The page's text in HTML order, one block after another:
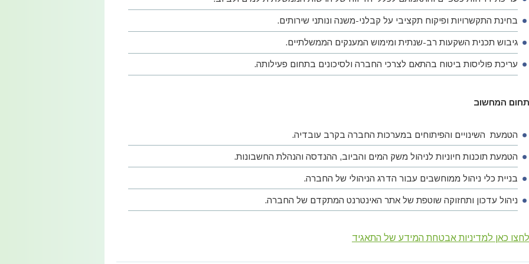
בחינת התקשרויות ופיקוח תקציבי על קבלני-משנה ונותני שירותים.
גיבוש תכנית השקעות רב-שנתית ומימוש המענקים הממשלתיים.
עריכת פוליסות ביטוח בהתאם לצרכי החברה ולסיכונים בתחום פעילותה.
תחום המחשוב
הטמעת השינויים והפיתוחים במערכות החברה בקרב עובדיה.
הטמעת תוכנות חיוניות לניהול משק המים והביוב, ההנדסה והנהלת החשבונות.
בניית כלי ניהול ממוחשבים עבור הדרג הניהולי של החברה.
ניהול עדכון ותחזוקה שוטפת של אתר האינטרנט המתקדם של החברה.
לחצו כאן למדיניות אבטחת המידע של התאגיד